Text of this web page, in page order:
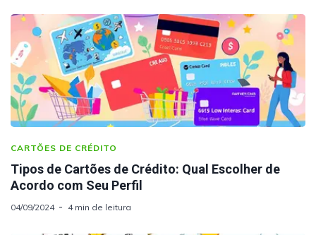
CARTÕES DE CRÉDITO
Tipos de Cartões de Crédito: Qual Escolher de
Acordo com Seu Perfil
04/09/2024 4 min de leitura